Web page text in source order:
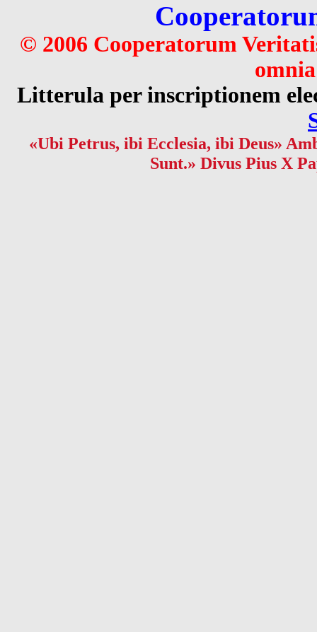
© 2006 Cooperatorum
Litterula per inscriptionem
«Ubi Petrus, ibi Ecclesia, ibi Deus»
Sunt.» Divus Pius X